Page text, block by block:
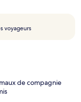
voyageurs
b
de compagnie